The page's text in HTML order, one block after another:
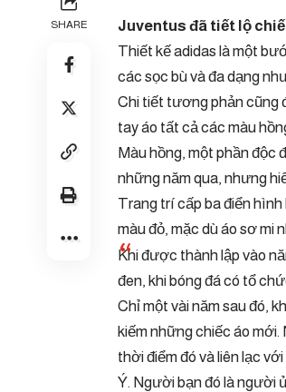
SHARE
Juventus đã tiết lộ
Thiết kế adidas là một
các sọc bù và đa dạng
Chi tiết tương phản cũng
tay áo tất cả các màu
Màu hồng, một phần độc
những năm qua, nhưng
Trang trí cấp ba điển
màu đỏ, mặc dù áo sơ mi
Khi được thành lập vào
đen, khi bóng đá có tổ
Chỉ một vài năm sau đó,
kiếm những chiếc áo
thời điểm đó và liên lạc
Ý. Người bạn đó là người